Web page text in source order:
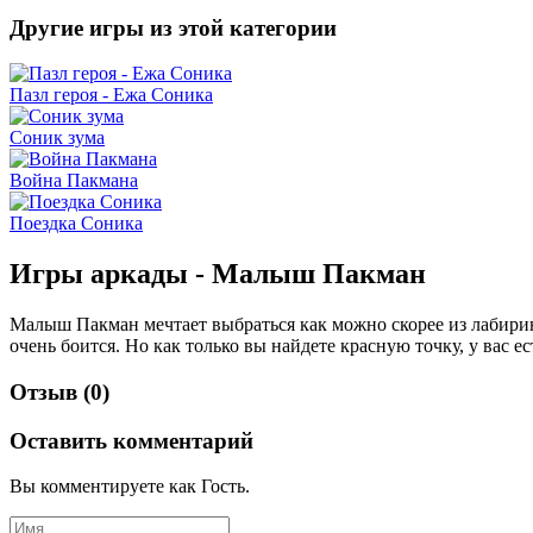
Другие игры из этой категории
Пазл героя - Ежа Соника
Соник зума
Война Пакмана
Поездка Соника
Игры аркады - Малыш Пакман
Малыш Пакман мечтает выбраться как можно скорее из
очень боится. Но как только вы найдете красную точку, у
Отзыв (0)
Оставить комментарий
Вы комментируете как Гость.